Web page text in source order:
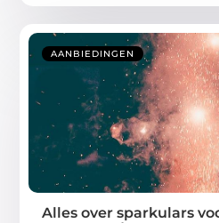
AANBIEDINGEN
Alles over sparkulars